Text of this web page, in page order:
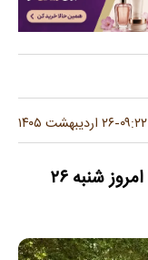
۰۹:۲۲-۲۶ اردیبهشت ۱۴۰۵
قیمت محصولات ایران‌خودرو وسایپا امروز شنبه ۲۶